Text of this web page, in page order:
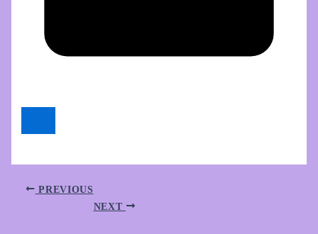
PREVIOUS
NEXT